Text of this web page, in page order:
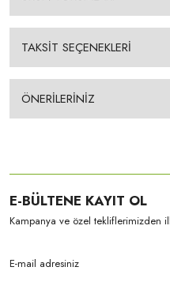
TAKSİT SEÇENEKLERİ
ÖNERİLERİNİZ
E-BÜLTENE KAYIT OL
Kampanya ve özel tekliflerimizden